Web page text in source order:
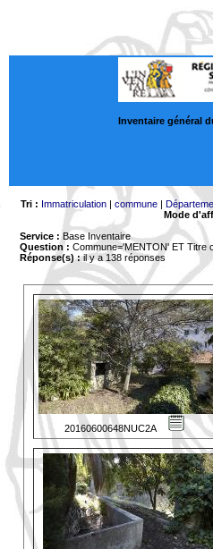
Inventaire général
Tri : Immatriculation| commune|
Mode
Service : Base Inventaire
Question : Commune='MENTON' ET Titre
Réponse(s) :il y a 138 réponses
20160600648NUC2A